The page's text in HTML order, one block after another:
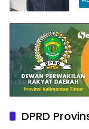
DPRD